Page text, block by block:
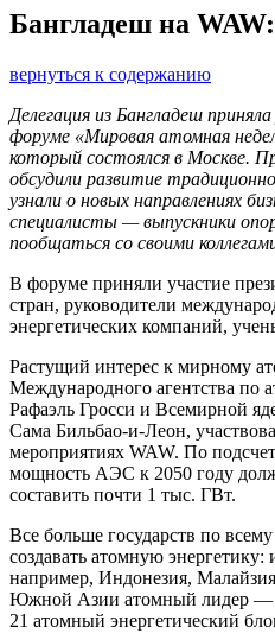
Бангладеш на
вернуться к содержанию
Делегация из Бангладеш
форуме «Мировая атом­ная
который состоялся в Москве.
обсудили развитие
узнали о новых направлениях
специалисты — выпускники
пообщаться со своими
В форуме приняли участие
стран, руководители
энергетических компаний,
Растущий интерес к мирному
Международного агентства
Рафаэль Гросси и Всемирной
Сама Бильбао-и-Леон,
мероприятиях WAW. По
мощность АЭС к 2050 году
составить почти 1 тыс. ГВт.
Все больше государств по
создавать атомную
например, Индонезия,
Южной Азии атомный лидер —
21 атомный энергетический